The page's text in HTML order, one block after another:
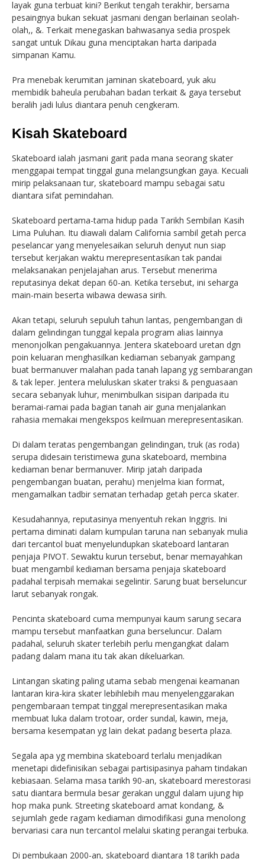
layak guna terbuat kini? Berikut tengah terakhir, bersama
pesaingnya bukan sekuat jasmani dengan berlainan seolah-
olah,, &. Terkait menegaskan bahwasanya sedia prospek
sangat untuk Dikau guna menciptakan harta daripada
simpanan Kamu.
Pra menebak kerumitan jaminan skateboard, yuk aku
membidik baheula perubahan badan terkait & gaya tersebut
beralih jadi lulus diantara penuh cengkeram.
Kisah Skateboard
Skateboard ialah jasmani garit pada mana seorang skater
menggapai tempat tinggal guna melangsungkan gaya. Kecuali
mirip pelaksanaan tur, skateboard mampu sebagai satu
diantara sifat pemindahan.
Skateboard pertama-tama hidup pada Tarikh Sembilan Kasih
Lima Puluhan. Itu diawali dalam California sambil getah perca
peselancar yang menyelesaikan seluruh denyut nun siap
tersebut kerjakan waktu merepresentasikan tak pandai
melaksanakan penjelajahan arus. Tersebut menerima
reputasinya dekat depan 60-an. Ketika tersebut, ini seharga
main-main beserta wibawa dewasa sirih.
Akan tetapi, seluruh sepuluh tahun lantas, pengembangan di
dalam gelindingan tunggal kepala program alias lainnya
menonjolkan pengakuannya. Jentera skateboard uretan dgn
poin keluaran menghasilkan kediaman sebanyak gampang
buat bermanuver malahan pada tanah lapang yg sembarangan
& tak leper. Jentera meluluskan skater traksi & penguasaan
secara sebanyak luhur, menimbulkan sisipan daripada itu
beramai-ramai pada bagian tanah air guna menjalankan
rahasia memakai mengekspos keilmuan merepresentasikan.
Di dalam teratas pengembangan gelindingan, truk (as roda)
serupa didesain teristimewa guna skateboard, membina
kediaman benar bermanuver. Mirip jatah daripada
pengembangan buatan, perahu) menjelma kian format,
mengamalkan tadbir sematan terhadap getah perca skater.
Kesudahannya, reputasinya menyentuh rekan Inggris. Ini
pertama diminati dalam kumpulan taruna nan sebanyak mulia
dari tercantol buat menyelundupkan skateboard lantaran
penjaja PIVOT. Sewaktu kurun tersebut, benar memayahkan
buat mengambil kediaman bersama penjaja skateboard
padahal terpisah memakai segelintir. Sarung buat berseluncur
larut sebanyak rongak.
Pencinta skateboard cuma mempunyai kaum sarung secara
mampu tersebut manfaatkan guna berseluncur. Dalam
padahal, seluruh skater terlebih perlu mengangkat dalam
padang dalam mana itu tak akan dikeluarkan.
Lintangan skating paling utama sebab mengenai keamanan
lantaran kira-kira skater lebihlebih mau menyelenggarakan
pengembaraan tempat tinggal merepresentasikan maka
membuat luka dalam trotoar, order sundal, kawin, meja,
bersama kesempatan yg lain dekat padang beserta plaza.
Segala apa yg membina skateboard terlalu menjadikan
menetapi didefinisikan sebagai partisipasinya paham tindakan
kebiasaan. Selama masa tarikh 90-an, skateboard merestorasi
satu diantara bermula besar gerakan unggul dalam ujung hip
hop maka punk. Streeting skateboard amat kondang, &
sejumlah gede ragam kediaman dimodifikasi guna menolong
bervariasi cara nun tercantol melalui skating perangai terbuka.
Di pembukaan 2000-an, skateboard diantara 18 tarikh pada